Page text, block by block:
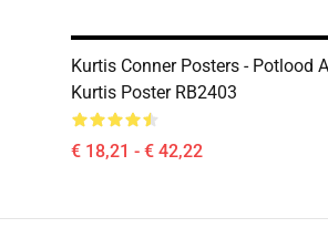
Kurtis Conner Posters - Potlood
Kurtis Poster RB2403
€ 18,21 - € 42,22